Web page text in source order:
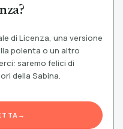
di Licenza, una versione
polenta o un altro
saremo felici di
della Sabina.
→